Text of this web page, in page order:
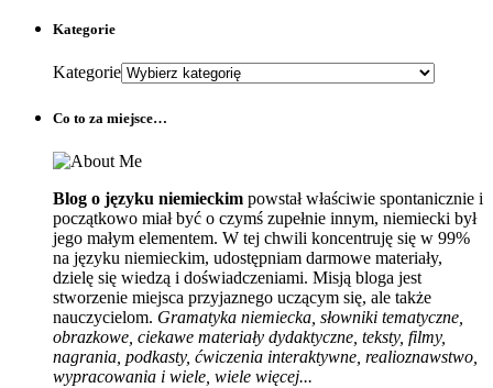
Kategorie
Kategorie
Co to za miejsce…
Blog o języku niemieckim powstał właściwie spontanicznie i
początkowo miał być o czymś zupełnie innym, niemiecki był
jego małym elementem. W tej chwili koncentruję się w 99%
na języku niemieckim, udostępniam darmowe materiały,
dzielę się wiedzą i doświadczeniami. Misją bloga jest
stworzenie miejsca przyjaznego uczącym się, ale także
nauczycielom. Gramatyka niemiecka, słowniki tematyczne,
obrazkowe, ciekawe materiały dydaktyczne, teksty, filmy,
nagrania, podkasty, ćwiczenia interaktywne, realioznawstwo,
wypracowania i wiele, wiele więcej...